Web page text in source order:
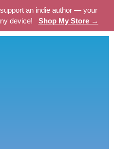
an indie author — your
device! Shop My Store →
is
this